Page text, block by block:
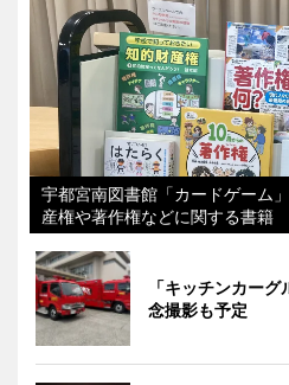
宇都宮南図書館「カードゲーム
産権や著作権などに関する書籍
「キッチンカー
念撮影も予定